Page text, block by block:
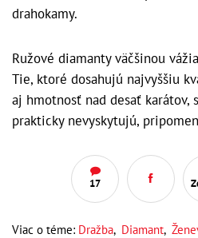
drahokamy.
Ružové diamanty väčšinou
Tie, ktoré dosahujú najvyššiu
aj hmotnosť nad desať karátov,
prakticky nevyskytujú,
17
Viac o téme: Dražba, Diamant,